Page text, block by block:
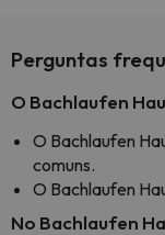
Perguntas
O Bachlaufen
O Bachlaufen
comuns.
O Bachlaufen
No Bachlaufen